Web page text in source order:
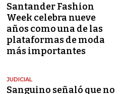
Santander Fashion
Week celebra nueve
años como una de las
plataformas de moda
más importantes
JUDICIAL
Sanguino señaló que no